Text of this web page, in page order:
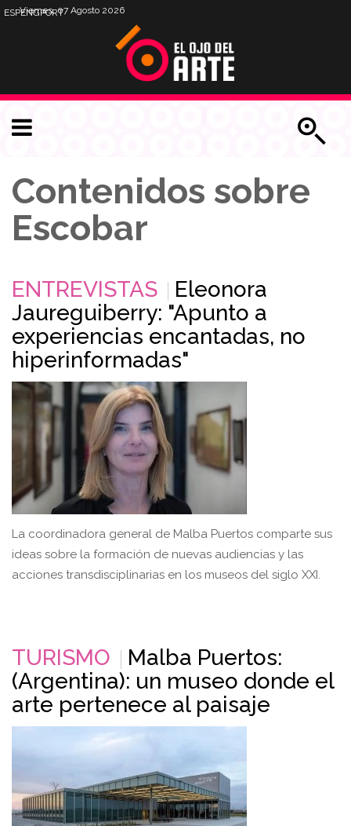
Viernes, 07 Agosto 2026
ESPENGPORT
Contenidos sobre
Escobar
ENTREVISTAS
Eleonora
Jaureguiberry: "Apunto a
experiencias encantadas, no
hiperinformadas"
La coordinadora general de Malba Puertos comparte sus
ideas sobre la formación de nuevas audiencias y las
acciones transdisciplinarias en los museos del siglo XXI.
TURISMO
Malba Puertos:
(Argentina): un museo donde el
arte pertenece al paisaje